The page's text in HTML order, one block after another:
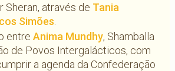
Sheran, através de Tania
Simões
entre Anima Mundhy, Shamballa
de Povos Intergalácticos, com
a agenda da Confederação